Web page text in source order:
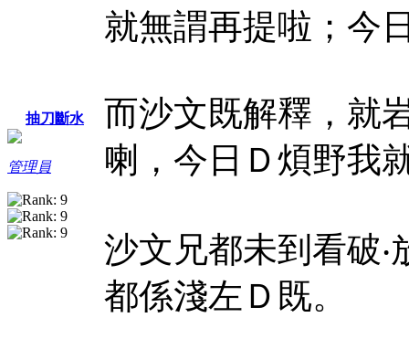
抽刀斷水
管理員
就無謂再提啦；今
而沙文既解釋，就
喇，今日Ｄ煩野我
沙文兄都未到看破‧
都係淺左Ｄ既。